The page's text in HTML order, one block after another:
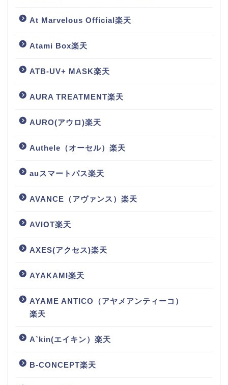
At Marvelous Official楽天
Atami Box楽天
ATB-UV+ MASK楽天
AURA TREATMENT楽天
AURO(アウロ)楽天
Authele（オーセル）楽天
auスマートパス楽天
AVANCE（アヴァンス）楽天
AVIOT楽天
AXES(アクセス)楽天
AYAKAMI楽天
AYAME ANTICO（アヤメアンティーコ）
楽天
A`kin(エイキン）楽天
B-CONCEPT楽天